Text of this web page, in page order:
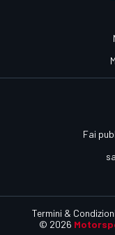
Fai
© 2026
Termini & Condizioni